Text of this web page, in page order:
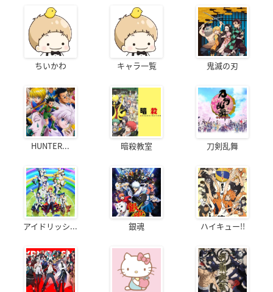
ちいかわ キャラ一覧 鬼滅の刃
HUNTER... 暗殺教室 刀剣乱舞
アイドリッシ... 銀魂 ハイキュー!!